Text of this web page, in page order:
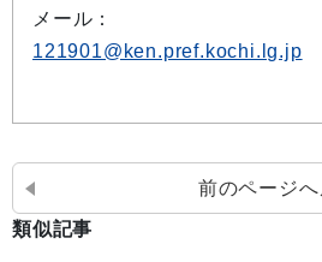
メール：
121901@ken.pref.kochi.lg.jp
前のページへ
類似記事